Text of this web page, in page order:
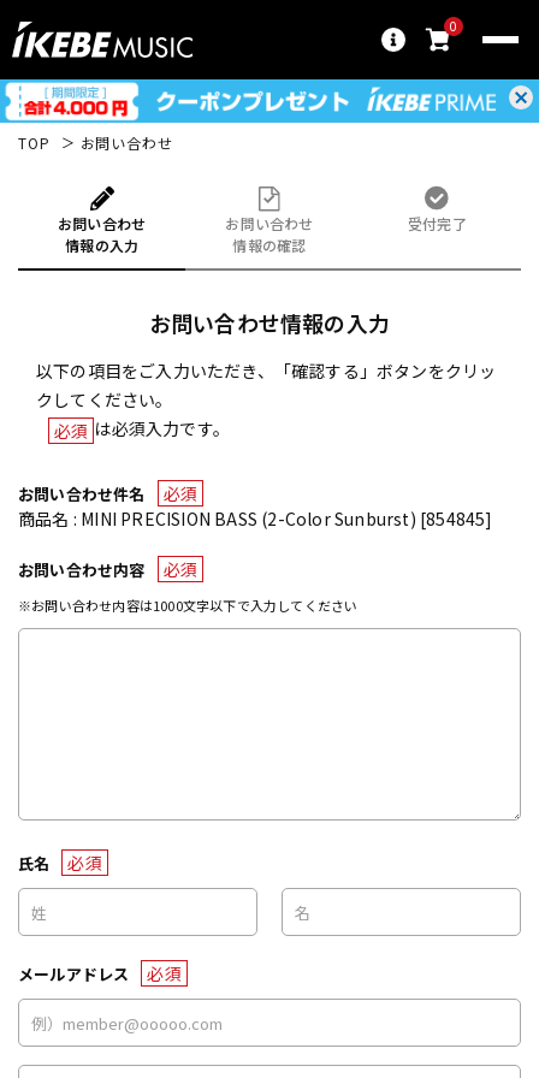
0
TOP お問い合わせ
お問い合わせ
情報の入力
お問い合わせ
情報の確認
受付完了
お問い合わせ情報の入力
以下の項目をご入力いただき、「確認する」ボタンをクリッ
クしてください。
必須 は必須入力です。
お問い合わせ件名
必須
商品名 : MINI PRECISION BASS (2-Color Sunburst) [854845]
お問い合わせ内容 必須
※お問い合わせ内容は1000文字以下で入力してください
氏名 必須
メールアドレス 必須